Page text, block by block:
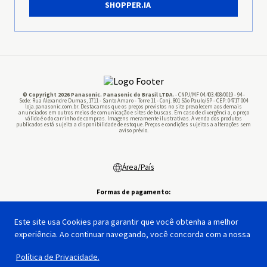
Este site usa Cookies para garantir que você obtenha a melhor
experiência. Ao continuar navegando, você concorda com a nossa
Política de Privacidade.
Panasonic Business
Pilhas
SHOPPER.IA
© Copyright 2026 Panasonic. Panasonic do Brasil LTDA. - CNPJ/MF 04.403.408/0019 - 94 -
Sede: Rua Alexandre Dumas, 1711 - Santo Amaro - Torre 11 - Conj. 801 São Paulo/SP - CEP: 04717 004
loja.panasonic.com.br. Destacamos que os preços previstos no site prevalecem aos demais
anunciados em outros meios de comunicação e sites de buscas. Em caso de divergênci a, o preço
válido é o do carrinho de compras. Imagens meramente ilustrativas. A venda dos produtos
publicados está sujeita a disponibilidade de estoque. Preços e condições sujeitos a alterações sem
aviso prévio.
Área/País
Formas de pagamento:
Segurança: Feito por: